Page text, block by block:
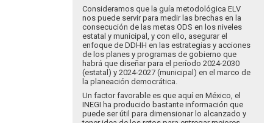
Consideramos que la guía metodológica ELV
nos puede servir para medir las brechas en la
consecución de las metas ODS en los niveles
estatal y municipal, y con ello, asegurar el
enfoque de DDHH en las estrategias y acciones
de los planes y programas de gobierno que
habrá que diseñar para el período 2024-2030
(estatal) y 2024-2027 (municipal) en el marco de
la planeación democrática.
Un factor favorable es que aquí en México, el
INEGI ha producido bastante información que
puede ser útil para dimensionar lo alcanzado y